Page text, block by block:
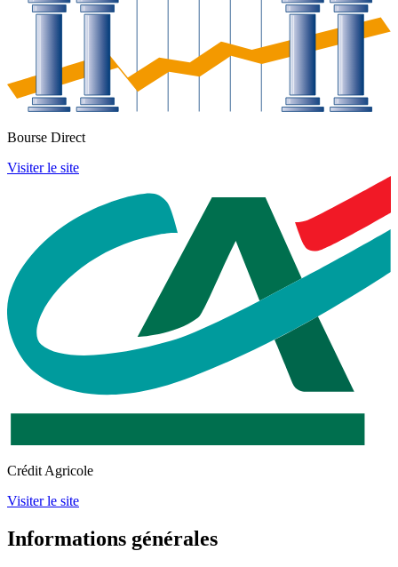
Bourse Direct
Visiter le site
Crédit Agricole
Visiter le site
Informations générales